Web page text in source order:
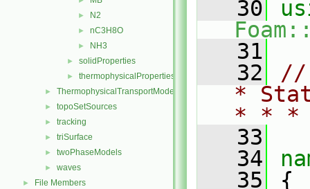
► N2
► nC3H8O
► NH3
► solidProperties
► thermophysicalProperties
► ThermophysicalTransportModels
► topoSetSources
► tracking
► triSurface
► twoPhaseModels
► waves
► File Members
   30
   31
   32
//
*
* *
   33
   34
   35
{